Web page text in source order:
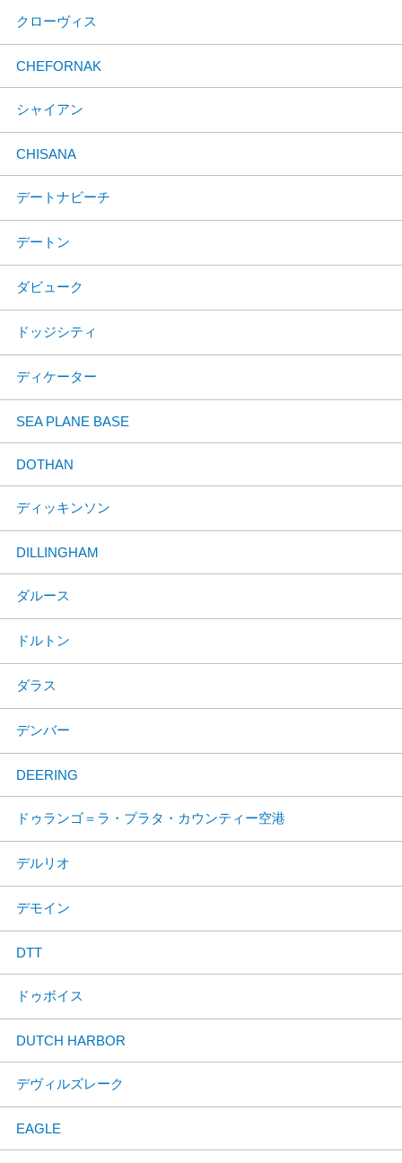
クローヴィス
CHEFORNAK
シャイアン
CHISANA
デートナビーチ
デートン
ダビューク
ドッジシティ
ディケーター
SEA PLANE BASE
DOTHAN
ディッキンソン
DILLINGHAM
ダルース
ドルトン
ダラス
デンバー
DEERING
ドゥランゴ＝ラ・プラタ・カウンティー空港
デルリオ
デモイン
DTT
ドゥボイス
DUTCH HARBOR
デヴィルズレーク
EAGLE